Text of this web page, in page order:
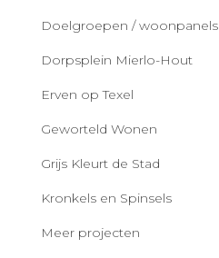
Doelgroepen / woonpanels
Dorpsplein Mierlo-Hout
Erven op Texel
Geworteld Wonen
Grijs Kleurt de Stad
Kronkels en Spinsels
Meer projecten